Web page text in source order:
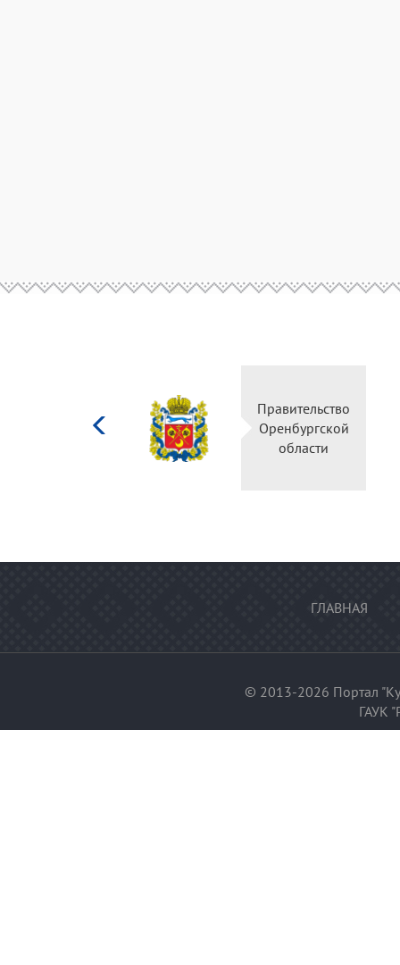
культуры
Российской
Правительство
Оренбургской
области
ГЛАВНАЯ
© 2013-2026 Портал
ГАУК